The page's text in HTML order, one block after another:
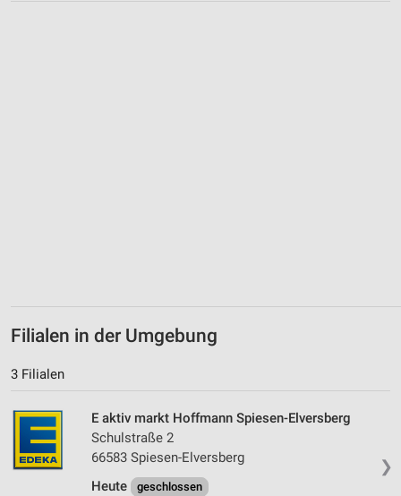
Filialen in der Umgebung
3 Filialen
❯
E aktiv markt Hoffmann Spiesen-Elversberg
Schulstraße 2
66583 Spiesen-Elversberg
Heute
geschlossen
Messung der Performance von Inhalten
Kombinationen von Daten aus verschiedenen
Entwicklung und Verbesserung der Angebote
Verwendung reduzierter Daten zur Auswahl von